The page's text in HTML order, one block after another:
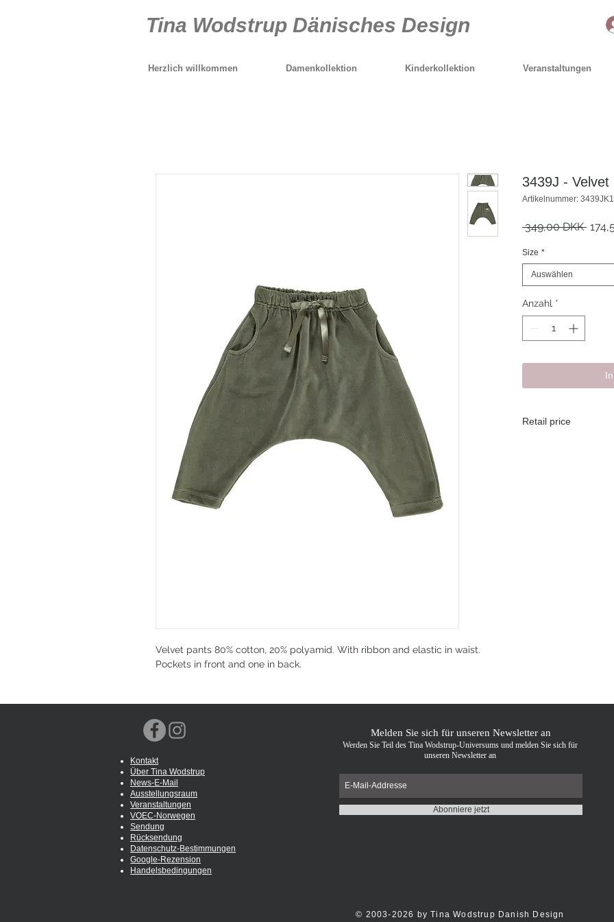
Tina Wodstrup Dänisches Design
Herzlich willkommen Damenkollektion Kinderkollektion Veranstaltungen
Velvet pants 80% cotton, 20% polyamid. With ribbon and elastic in waist.
Pockets in front and one in back.
3439J -
Artikelnummer:
349,00 DKK
Size *
Auswählen
Anzahl *
Retail price
Kontakt
Über Tina Wodstrup
News-E-Mail
Ausstellungsraum
Veranstaltungen
VOEC-Norwegen
Sendung
Rücksendung
Datenschutz-Bestimmungen
Google-Rezension
Handelsbedingungen
Melden Sie sich für unseren Newsletter an
Werden Sie Teil des Tina Wodstrup-Universums und melden Sie sich für
unseren Newsletter an
Abonniere jetzt
© 2003-2026 by Tina Wodstrup Danish Design